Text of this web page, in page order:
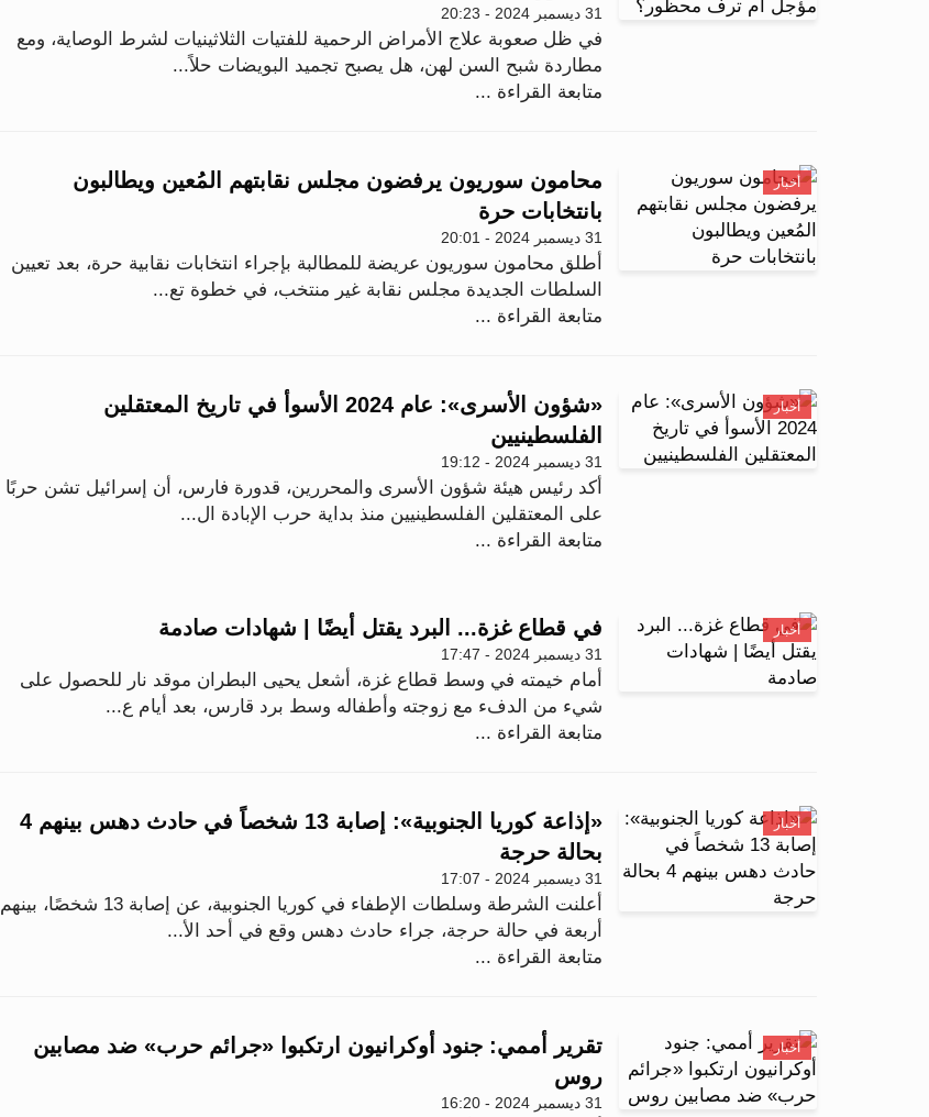
31 ديسمبر 2024 - 20:23
في ظل صعوبة علاج الأمراض الرحمية للفتيات الثلاثينيات لشرط الوصاية، ومع
مطاردة شبح السن لهن، هل يصبح تجميد البويضات حلاً...
متابعة القراءة ...
أخبار
محامون سوريون يرفضون مجلس نقابتهم المُعين ويطالبون
بانتخابات حرة
31 ديسمبر 2024 - 20:01
أطلق محامون سوريون عريضة للمطالبة بإجراء انتخابات نقابية حرة، بعد تعيين
السلطات الجديدة مجلس نقابة غير منتخب، في خطوة تع...
متابعة القراءة ...
أخبار
«شؤون الأسرى»: عام 2024 الأسوأ في تاريخ المعتقلين
الفلسطينيين
31 ديسمبر 2024 - 19:12
أكد رئيس هيئة شؤون الأسرى والمحررين، قدورة فارس، أن إسرائيل تشن حربًا
على المعتقلين الفلسطينيين منذ بداية حرب الإبادة ال...
متابعة القراءة ...
أخبار في قطاع غزة... البرد يقتل أيضًا | شهادات صادمة
31 ديسمبر 2024 - 17:47
أمام خيمته في وسط قطاع غزة، أشعل يحيى البطران موقد نار للحصول على
شيء من الدفء مع زوجته وأطفاله وسط برد قارس، بعد أيام ع...
متابعة القراءة ...
أخبار
«إذاعة كوريا الجنوبية»: إصابة 13 شخصاً في حادث دهس بينهم 4
بحالة حرجة
31 ديسمبر 2024 - 17:07
أعلنت الشرطة وسلطات الإطفاء في كوريا الجنوبية، عن إصابة 13 شخصًا، بينهم
أربعة في حالة حرجة، جراء حادث دهس وقع في أحد الأ...
متابعة القراءة ...
أخبار
تقرير أممي: جنود أوكرانيون ارتكبوا «جرائم حرب» ضد مصابين
روس
31 ديسمبر 2024 - 16:20